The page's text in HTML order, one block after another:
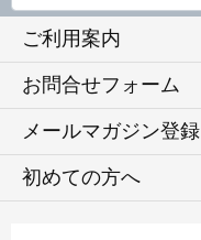
ご利用案内
お問合せフォーム
メールマガジン登録
初めての方へ